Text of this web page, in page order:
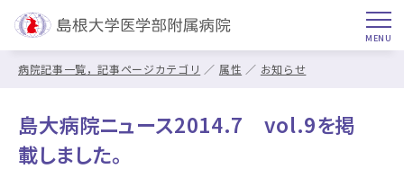
病院記事一覧，記事ページカテゴリ 属性 お知らせ
島大病院ニュース2014.7 vol.9を掲
載しました。